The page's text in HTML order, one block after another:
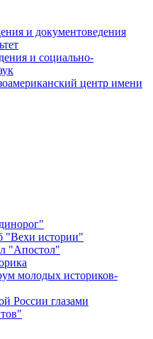
и документоведения
и социально-
центр имени
"Вехи истории"
"Апостол"
молодых историков-
России глазами